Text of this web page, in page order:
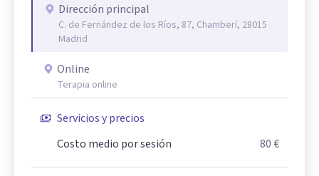
Dirección principal
C. de Fernández de los Ríos, 87, Chamberí, 28015
Madrid
Online
Terapia online
Servicios y precios
Costo medio por sesión
80 €